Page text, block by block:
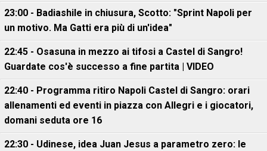
23:00 - Badiashile in chiusura, Scotto: "Sprint Napoli per
un motivo. Ma Gatti era più di un'idea"
22:45 - Osasuna in mezzo ai tifosi a Castel di Sangro!
Guardate cos'è successo a fine partita | VIDEO
22:40 - Programma ritiro Napoli Castel di Sangro: orari
allenamenti ed eventi in piazza con Allegri e i giocatori,
domani seduta ore 16
22:30 - Udinese, idea Juan Jesus a parametro zero: le